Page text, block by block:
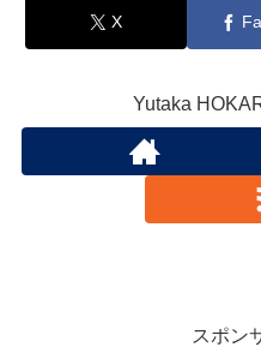
X
Yutaka
スポン